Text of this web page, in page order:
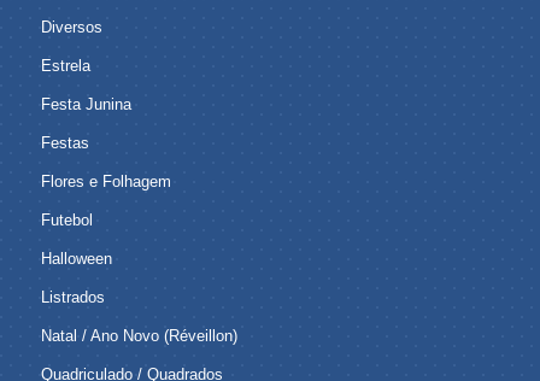
Diversos
Estrela
Festa Junina
Festas
Flores e Folhagem
Futebol
Halloween
Listrados
Natal / Ano Novo (Réveillon)
Quadriculado / Quadrados